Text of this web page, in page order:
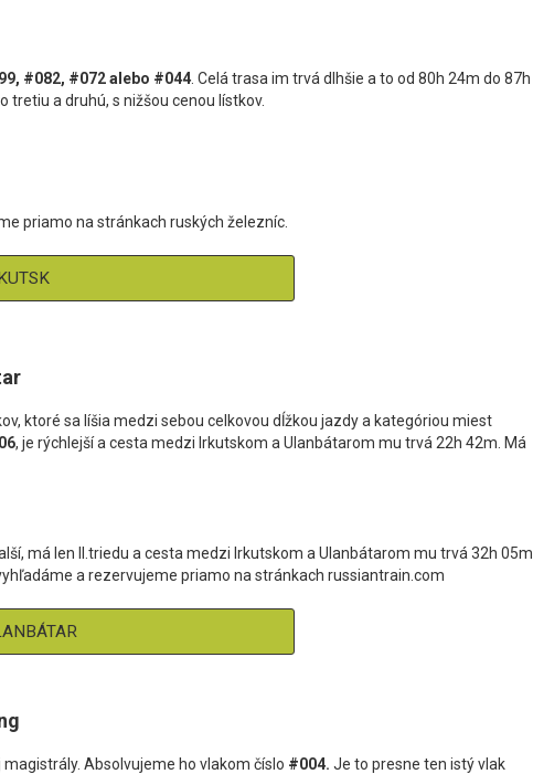
, #082, #072 alebo #044 . Celá trasa im trvá dlhšie a to od 80h 24m do 87h
tretiu a druhú, s nižšou cenou lístkov.
priamo na stránkach ruských železníc.
ktoré sa líšia medzi sebou celkovou dĺžkou jazdy a kategóriou miest
, je rýchlejší a cesta medzi Irkutskom a Ulanbátarom mu trvá 22h 42m. Má
má len II.triedu a cesta medzi Irkutskom a Ulanbátarom mu trvá 32h 05m.
a rezervujeme priamo na stránkach russiantrain.com
Absolvujeme ho vlakom číslo #004. Je to presne ten istý vlak